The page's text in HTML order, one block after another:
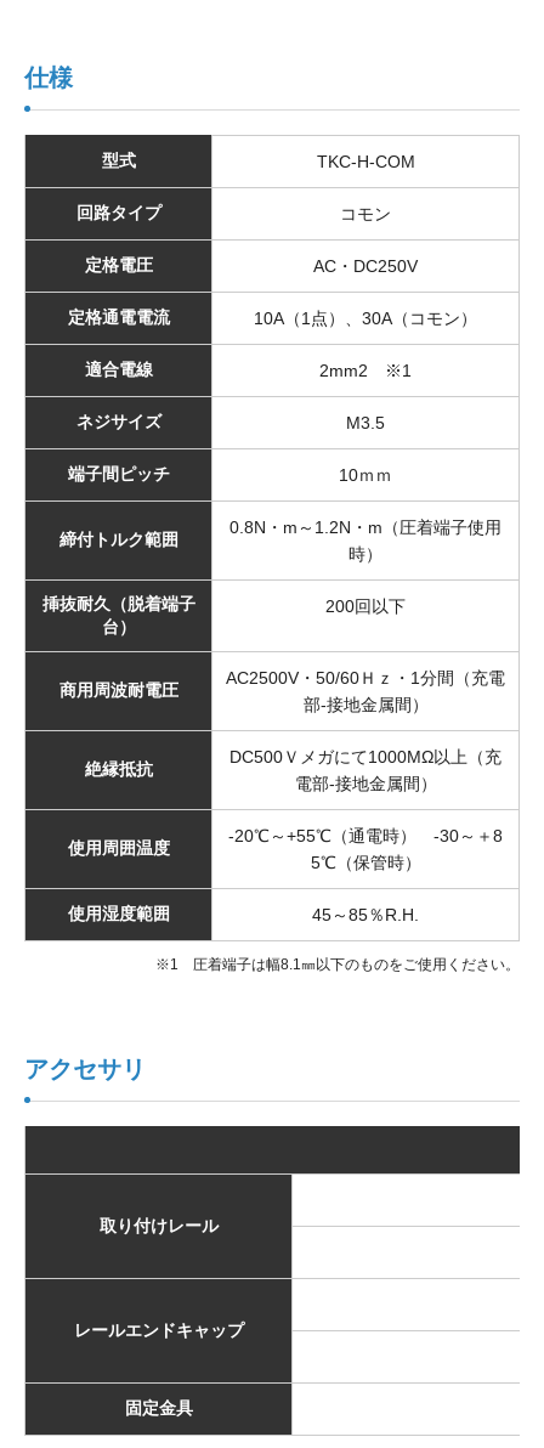
仕様
型式 TKC-H-COM
回路タイプ コモン
定格電圧 AC・DC250V
定格通電電流 10A（1点）、30A（コモン）
適合電線 2mm2 ※1
ネジサイズ M3.5
端子間ピッチ 10ｍｍ
締付トルク範囲
0.8N・m～1.2N・m（圧着端子使用
時）
挿抜耐久（脱着端子
台）
200回以下
商用周波耐電圧
AC2500V・50/60Ｈｚ・1分間（充電
部-接地金属間）
絶縁抵抗
DC500Ｖメガにて1000MΩ以上（充
電部-接地金属間）
使用周囲温度
-20℃～+55℃（通電時） -30～＋8
5℃（保管時）
使用湿度範囲 45～85％R.H.
※1 圧着端子は幅8.1㎜以下のものをご使用ください。
アクセサリ
取り付けレール
レールエンドキャップ
固定金具